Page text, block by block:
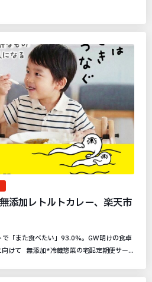
添加レトルトカレー、楽天市
「また食べたい」93.0%。GW明けの食卓
けて 無添加*冷蔵惣菜の宅配定期便サー...